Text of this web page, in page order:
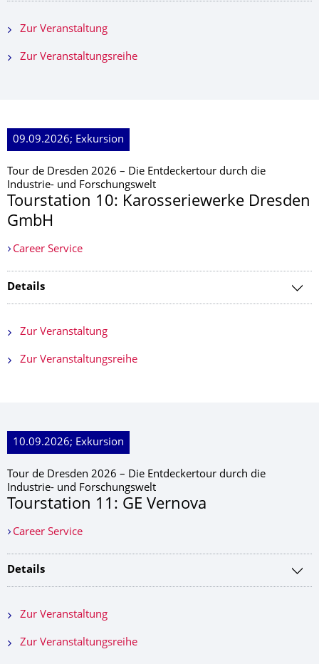
Zur Veranstaltung
Zur Veranstaltungsreihe
09.09.2026; Exkursion
Tour de Dresden 2026 – Die Entdeckertour durch die
Industrie- und Forschungswelt
Tourstation 10: Karosseriewerke Dresden
GmbH
Career Service
Details
Zur Veranstaltung
Zur Veranstaltungsreihe
10.09.2026; Exkursion
Tour de Dresden 2026 – Die Entdeckertour durch die
Industrie- und Forschungswelt
Tourstation 11: GE Vernova
Career Service
Details
Zur Veranstaltung
Zur Veranstaltungsreihe